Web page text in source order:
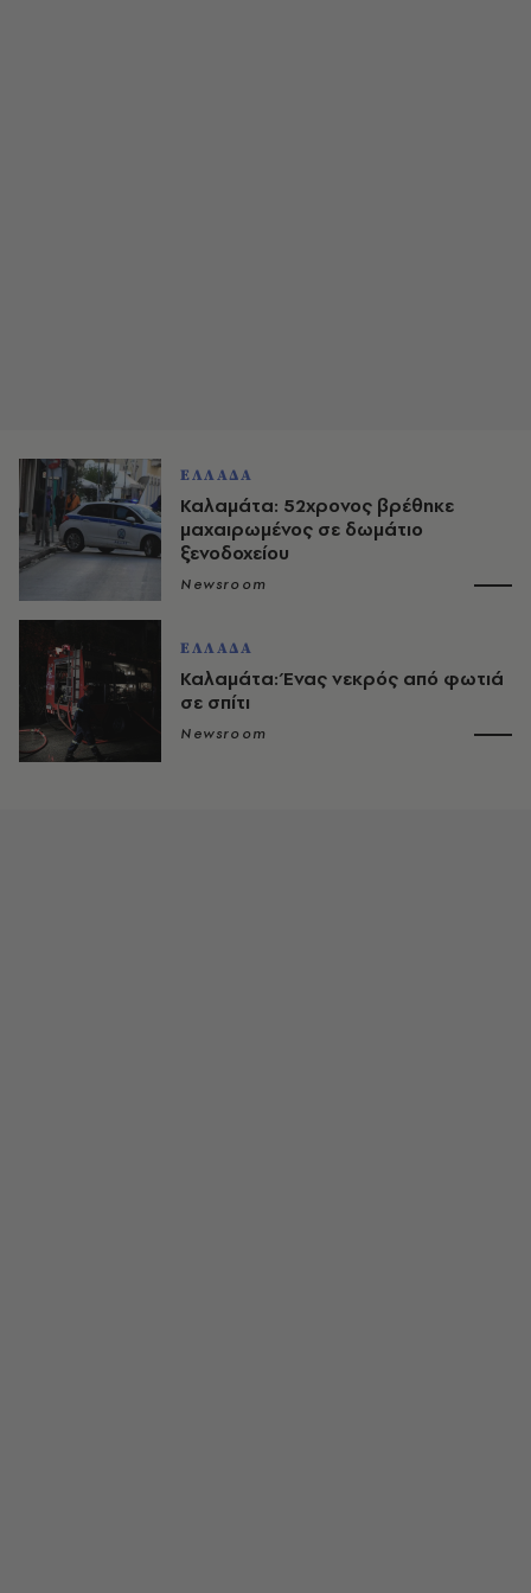
ΕΛΛΑΔΑ
Καλαμάτα: 52χρονος βρέθηκε
μαχαιρωμένος σε δωμάτιο
ξενοδοχείου
Newsroom
ΕΛΛΑΔΑ
Καλαμάτα: Ένας νεκρός από φωτιά
σε σπίτι
Newsroom